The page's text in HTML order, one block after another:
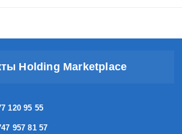
Holding Marketplace
120 95 55
957 81 57